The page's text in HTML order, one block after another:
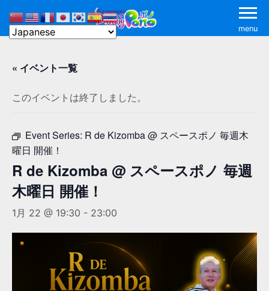
menu
« イベント一覧
このイベントは終了しました。
Event Series: R de Kizomba @ スペースポノ 毎週木
曜日 開催！
R de Kizomba @ スペースポノ 毎週
木曜日 開催！
1月 22 @ 19:30 - 23:00